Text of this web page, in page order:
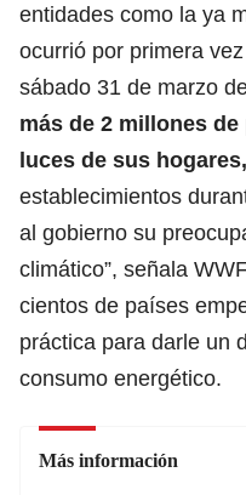
entidades como la ya
ocurrió por primera
sábado 31 de marzo
más de 2 millones de
luces de sus
establecimientos
al gobierno su
climático”, señala
cientos de países
práctica para darle un
consumo energético.
Más información